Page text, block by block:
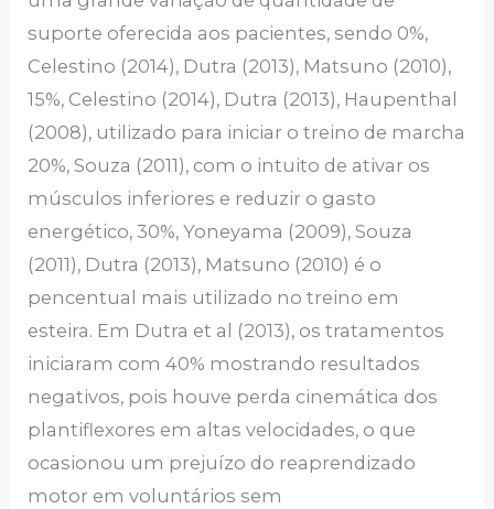
suporte oferecida aos pacientes, sendo 0%,
Celestino (2014), Dutra (2013), Matsuno (2010),
15%, Celestino (2014), Dutra (2013), Haupenthal
(2008), utilizado para iniciar o treino de marcha
20%, Souza (2011), com o intuito de ativar os
músculos inferiores e reduzir o gasto
energético, 30%, Yoneyama (2009), Souza
(2011), Dutra (2013), Matsuno (2010) é o
pencentual mais utilizado no treino em
esteira. Em Dutra et al (2013), os tratamentos
iniciaram com 40% mostrando resultados
negativos, pois houve perda cinemática dos
plantiflexores em altas velocidades, o que
ocasionou um prejuízo do reaprendizado
motor em voluntários sem